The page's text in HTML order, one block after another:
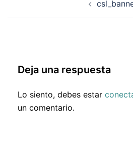
entradas
Deja una respuesta
Lo siento, debes estar
un comentario.